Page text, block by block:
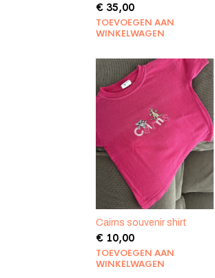
€35,00
TOEVOEGEN AAN
WINKELWAGEN
Cairns souvenir shirt
€10,00
TOEVOEGEN AAN
WINKELWAGEN